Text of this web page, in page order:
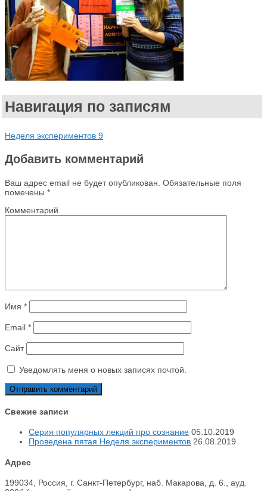
Навигация по записям
Неделя экспериментов 9
Добавить комментарий
Ваш адрес email не будет опубликован. Обязательные поля
помечены *
Комментарий
Имя *
Email *
Сайт
Уведомлять меня о новых записях почтой.
Свежие записи
Серия популярных лекций про сознание 05.10.2019
Проведена пятая Неделя экспериментов 26.08.2019
Адрес
199034, Россия, г. Санкт-Петербург, наб. Макарова, д. 6., ауд.